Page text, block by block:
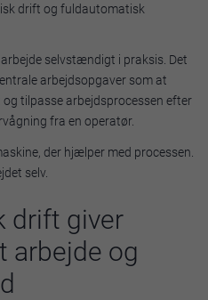
drift og fuldautomatisk
selvstændigt i praksis. Det
arbejdsopgaver som at
tilpasse arbejdsprocessen efter
fra en operatør.
der hjælper med processen.
selv.
drift giver
arbejde og